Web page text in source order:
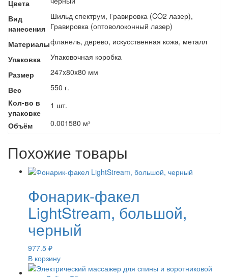
Цвета
Вид
нанесения
Шильд спектрум, Гравировка (CO2 лазер),
Гравировка (оптоволоконный лазер)
Материалыфланель, дерево, искусственная кожа, металл
Упаковка
Упаковочная коробка
Размер
247x80x80 мм
Вес
550 г.
Кол-во в
упаковке
1 шт.
Объём
0.001580 м³
Похожие товары
Фонарик-факел
LightStream, большой,
черный
977.5 ₽
В корзину